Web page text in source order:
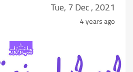
Tue, 7 Dec , 2021
4 years ago